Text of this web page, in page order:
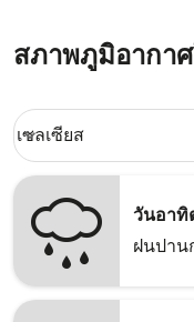
สภาพภูมิอากา
Weather unit option เ
เซลเซียส
keyboard_arrow_down
วันอาทิ
ฝนปาน